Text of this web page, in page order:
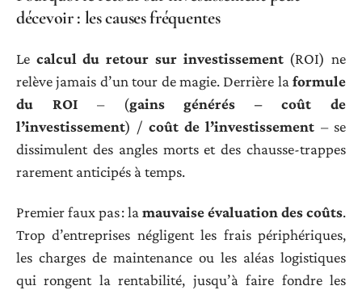
décevoir : les causes fréquentes
Le calcul du retour sur investissement(ROI) ne
relève jamais d’un tour de magie. Derrière la formule
du ROI– (gains générés – coût de
l’investissement) / coût de l’investissement – se
dissimulent des angles morts et des chausse-trappes
rarement anticipés à temps.
Premier faux pas : lamauvaise évaluation des coûts.
Trop d’entreprises négligent les frais périphériques,
les charges de maintenance ou les aléas logistiques
qui rongent la rentabilité, jusqu’à faire fondre les